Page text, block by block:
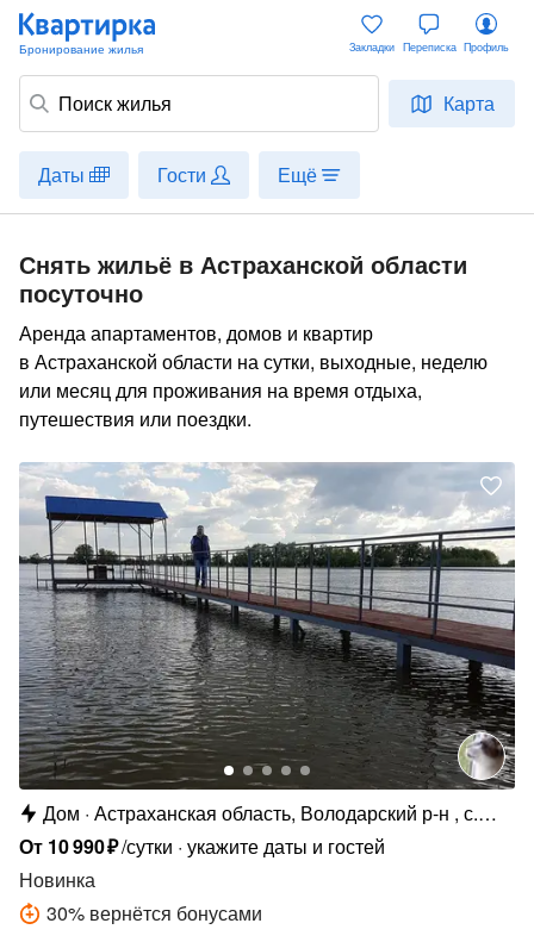
Карта
Закладки Переписка Профиль
Даты Гости Ещё
Снять жильё в Астраханской области
посуточно
Аренда апартаментов, домов и квартир
в Астраханской области на сутки, выходные, неделю
или месяц для проживания на время отдыха,
путешествия или поездки.
Дом Астраханская область, Володарский р-н , с.
Раздор, Советская ул., 3Б
От 10990₽/сутки укажите даты и гостей
Новинка
30% вернётся бонусами